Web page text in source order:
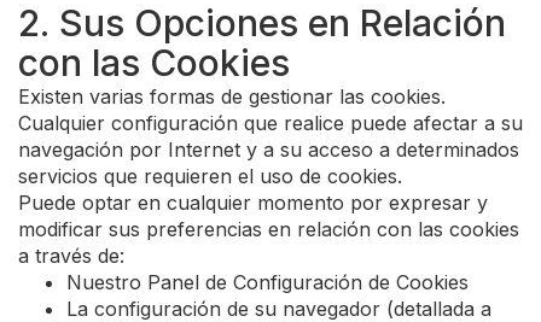
2. Sus Opciones en Relación
con las Cookies
Existen varias formas de gestionar las cookies.
Cualquier configuración que realice puede afectar a su
navegación por Internet y a su acceso a determinados
servicios que requieren el uso de cookies.
Puede optar en cualquier momento por expresar y
modificar sus preferencias en relación con las cookies
a través de:
Nuestro Panel de Configuración de Cookies
La configuración de su navegador (detallada a